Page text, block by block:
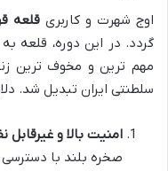
اوج شهرت و کاربریقلعه
گردد. در این دوره، قلعه
مهم ترین و مخوف ترین
سلطنتی ایران تبدیل شد.
امنیت بالا و غیرقابل
صخره بلند با دسترسی